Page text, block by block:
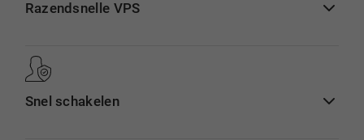
Razendsnelle VPS
Snel schakelen